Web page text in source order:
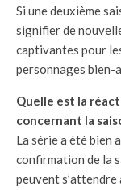
Si une deuxième
signifier de
captivantes pour
personnages bien-
Quelle est la
concernant la
La série a été bien
confirmation de la
peuvent